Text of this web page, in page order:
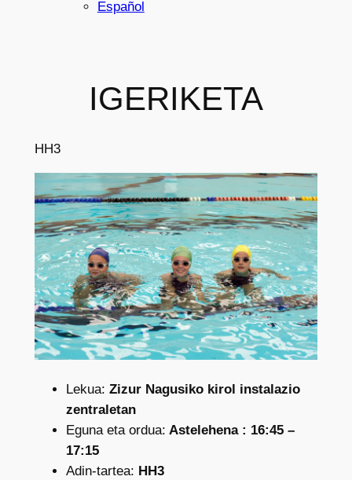
Español
IGERIKETA
HH3
Lekua: Zizur Nagusiko kirol instalazio
zentraletan
Eguna eta ordua: Astelehena : 16:45 –
17:15
Adin-tartea: HH3